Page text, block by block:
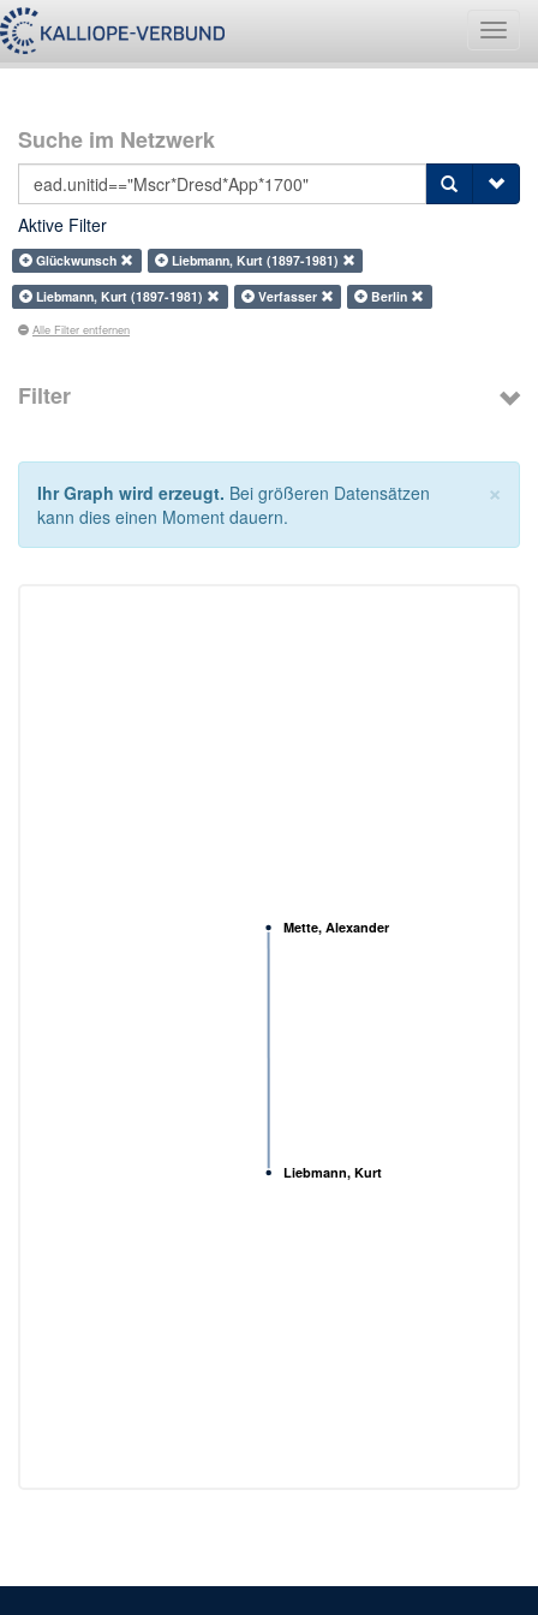
Suche im Netzwerk
Aktive Filter
Glückwunsch
Liebmann, Kurt (1897-1981)
Liebmann, Kurt (1897-1981)
Verfasser Berlin
Alle Filter entfernen
Filter
×
Ihr Graph wird erzeugt. Bei größeren Datensätzen
kann dies einen Moment dauern.
Mette, Alexander
Liebmann, Kurt